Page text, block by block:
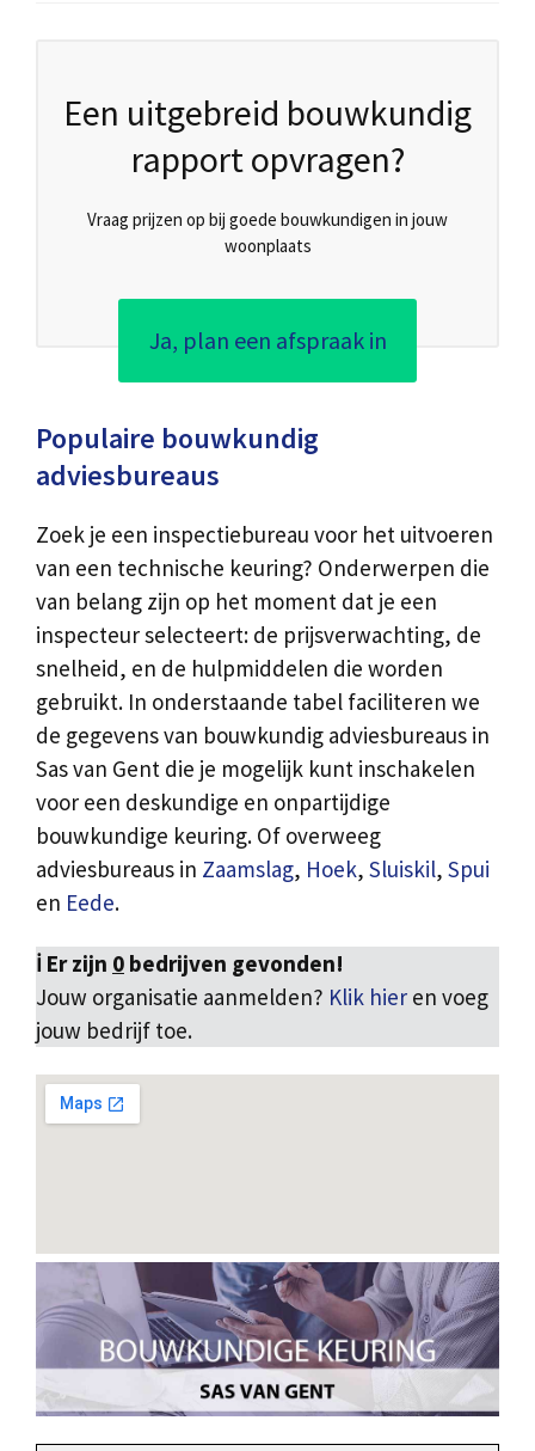
Een uitgebreid bouwkundig
rapport opvragen?
Vraag prijzen op bij goede bouwkundigen in jouw
woonplaats
Ja, plan een afspraak in
Populaire bouwkundig
adviesbureaus
Zoek je een inspectiebureau voor het uitvoeren
van een technische keuring? Onderwerpen die
van belang zijn op het moment dat je een
inspecteur selecteert: de prijsverwachting, de
snelheid, en de hulpmiddelen die worden
gebruikt. In onderstaande tabel faciliteren we
de gegevens van bouwkundig adviesbureaus in
Sas van Gent die je mogelijk kunt inschakelen
voor een deskundige en onpartijdige
bouwkundige keuring. Of overweeg
adviesbureaus in Zaamslag, Hoek, Sluiskil, Spui
en Eede.
ℹ️ Er zijn 0 bedrijven gevonden!
Jouw organisatie aanmelden? Klik hier en voeg
jouw bedrijf toe.